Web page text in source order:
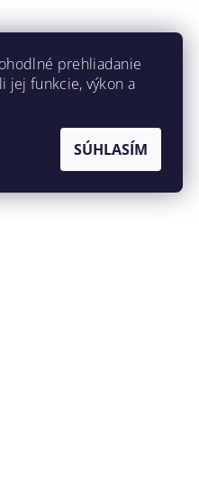
prehliadanie
jej funkcie, výkon a
SÚHLASÍM